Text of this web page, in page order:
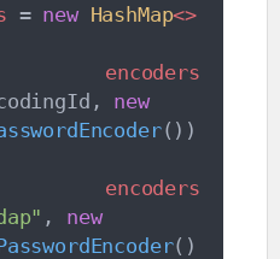
= new HashMap<>
encoders
,
new
( ) )
encoders
" ,
new
( )